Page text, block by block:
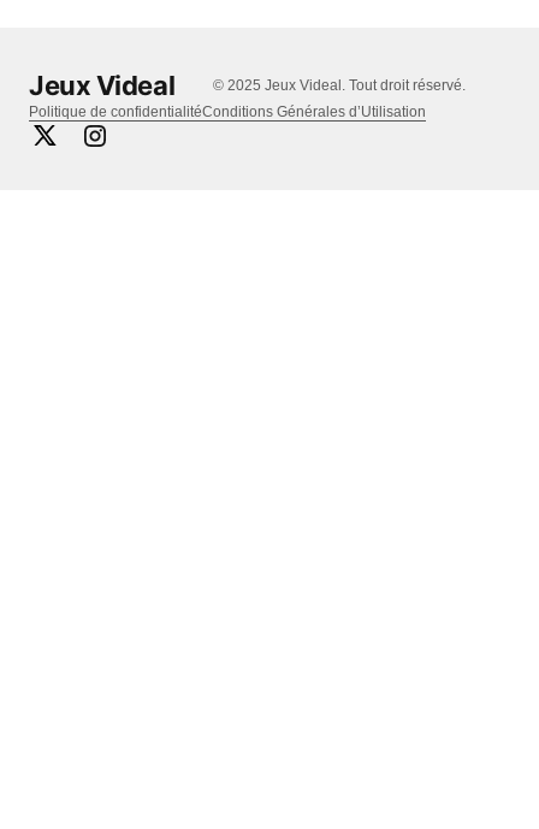
Jeux Videal
© 2025 Jeux Videal. Tout droit réservé.
Politique de confidentialitéConditions Générales d’Utilisation